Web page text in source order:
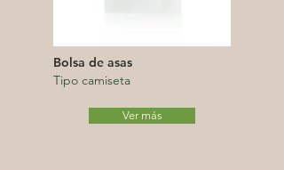
Bolsa de asas
Tipo camiseta
Ver más